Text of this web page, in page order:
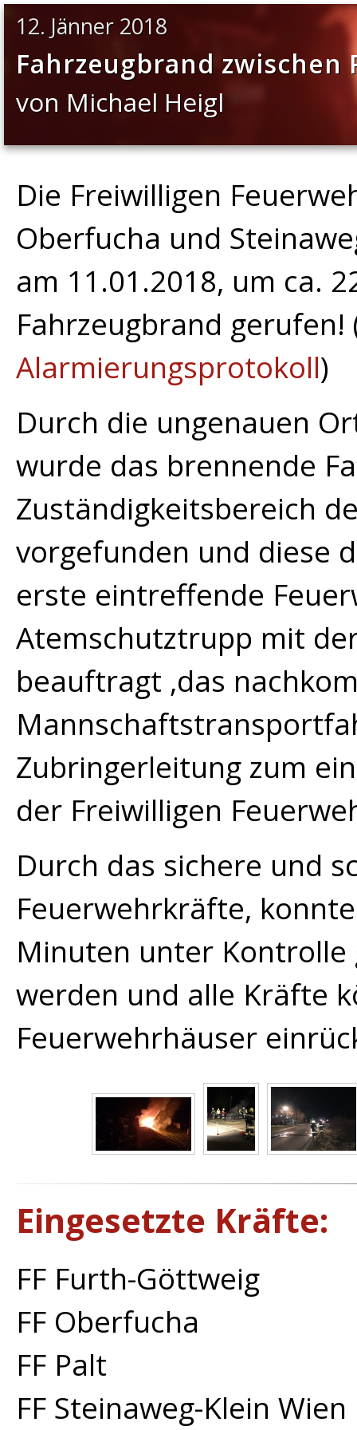
12. Jänner 2018
Fahrzeugbrand
von Michael Heigl
Die Freiwilligen
Oberfucha und
am 11.01.2018, um ca.
Fahrzeugbrand gerufen!
Alarmierungsprotokoll)
Durch die ungenauen
wurde das brennende
Zuständigkeitsbereich
vorgefunden und diese
erste eintreffende
Atemschutztrupp mit
beauftragt ,das
Zubringerleitung zum
der Freiwilligen
Durch das sichere und
Feuerwehrkräfte,
Minuten unter
werden und alle Kräfte
Feuerwehrhäuser
Eingesetzte Kräfte:
FF Furth-Göttweig
FF Oberfucha
FF Palt
FF Steinaweg-Klein Wien